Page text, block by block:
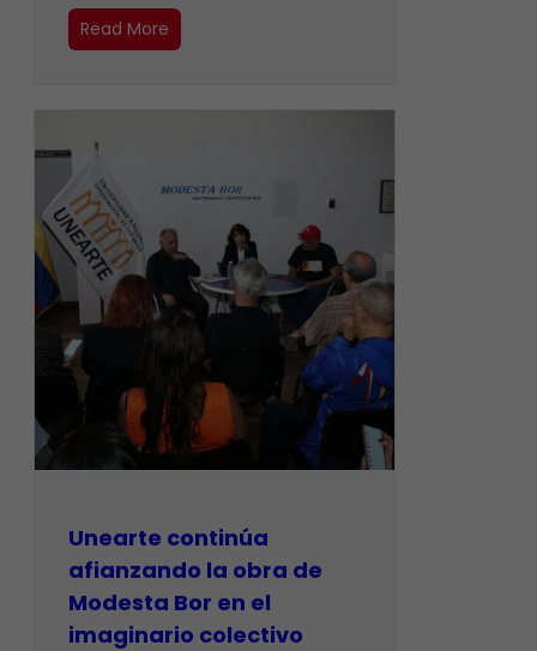
Read More
Unearte continúa
afianzando la obra de
Modesta Bor en el
imaginario colectivo